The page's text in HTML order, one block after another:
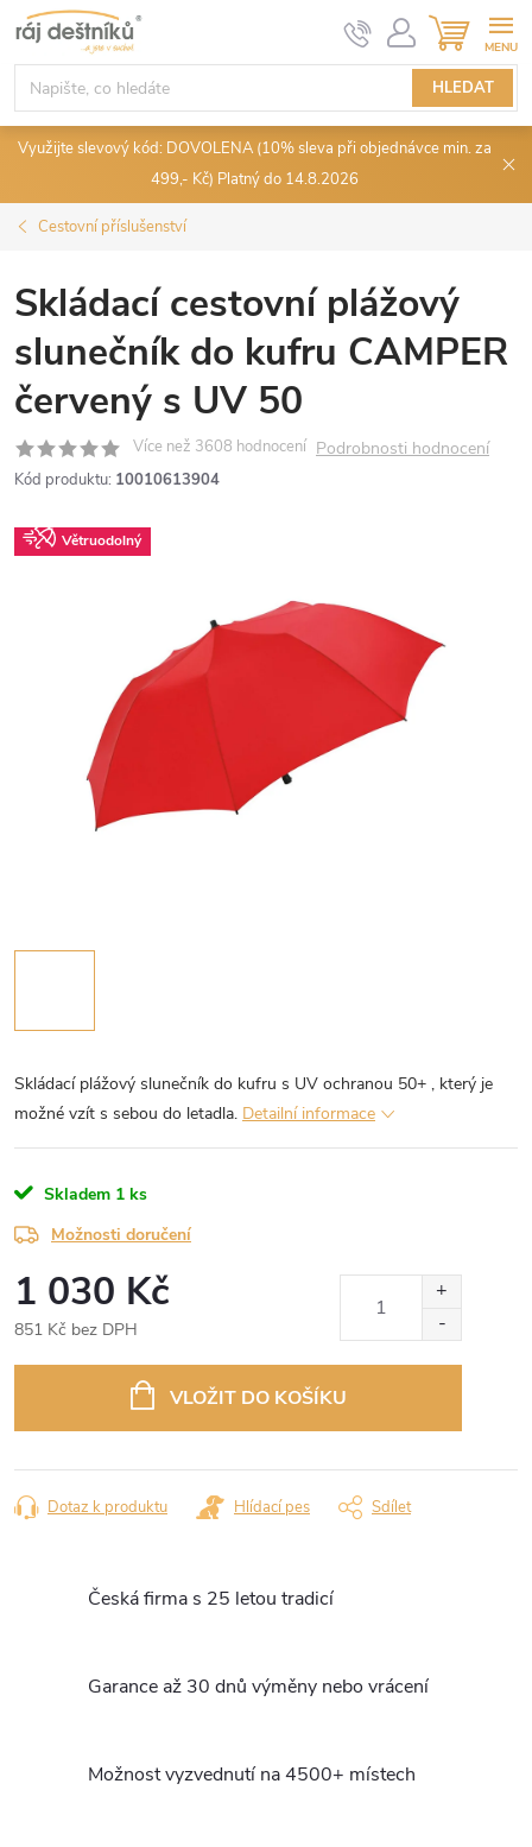
Přejít
na
obsah
HLEDAT
KOŠÍK
Využijte slevový kód: DOVOLENA (10% sleva při objednávce min. za
499,- Kč) Platný do 14.8.2026
Cestovní příslušenství
Skládací cestovní plážový
slunečník do kufru CAMPER
červený s UV 50
Podrobnosti hodnocení
Kód produktu: 10010613904
Větruodolný
Skládací plážový slunečník do kufru s UV ochranou 50+ , který je
možné vzít s sebou do letadla. Detailní informace
Skladem 1 ks
Možnosti doručení
1 030 Kč
851 Kč bez DPH
VLOŽIT DO KOŠÍKU
Dotaz k produktu Hlídací pes Sdílet
Česká firma s 25 letou tradicí
Garance až 30 dnů výměny nebo vrácení
Možnost vyzvednutí na 4500+ místech